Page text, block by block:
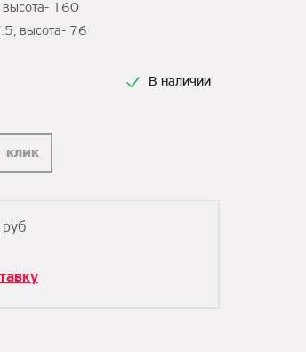
высота- 160
высота- 76
В наличии
клик